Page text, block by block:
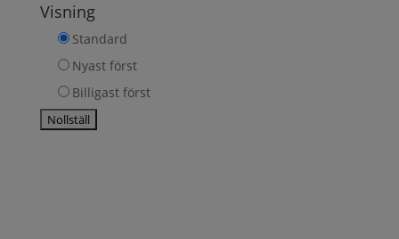
Visning
Standard
Nyast först
Billigast först